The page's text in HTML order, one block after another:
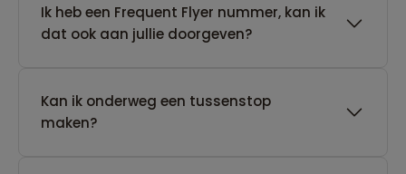
Ik heb een Frequent Flyer nummer, kan ik
dat ook aan jullie doorgeven?
Kan ik onderweg een tussenstop
maken?